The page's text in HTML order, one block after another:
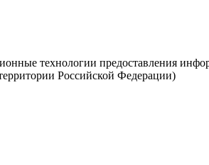
технологии предоставления
Российской Федерации)